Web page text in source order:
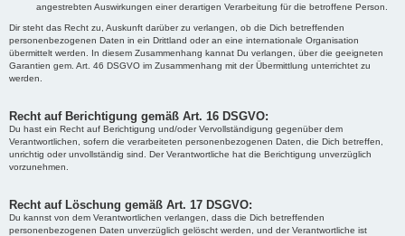
angestrebten Auswirkungen einer derartigen Verarbeitung für die betroffene Person.
Dir steht das Recht zu, Auskunft darüber zu verlangen, ob die Dich betreffenden
personenbezogenen Daten in ein Drittland oder an eine internationale Organisation
übermittelt werden. In diesem Zusammenhang kannat Du verlangen, über die geeigneten
Garantien gem. Art. 46 DSGVO im Zusammenhang mit der Übermittlung unterrichtet zu
werden.
Recht auf Berichtigung gemäß Art. 16 DSGVO:
Du hast ein Recht auf Berichtigung und/oder Vervollständigung gegenüber dem
Verantwortlichen, sofern die verarbeiteten personenbezogenen Daten, die Dich betreffen,
unrichtig oder unvollständig sind. Der Verantwortliche hat die Berichtigung unverzüglich
vorzunehmen.
Recht auf Löschung gemäß Art. 17 DSGVO:
Du kannst von dem Verantwortlichen verlangen, dass die Dich betreffenden
personenbezogenen Daten unverzüglich gelöscht werden, und der Verantwortliche ist